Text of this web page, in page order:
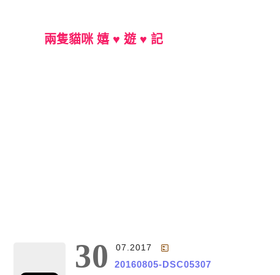
兩隻貓咪 嬉 ♥ 遊 ♥ 記
30 07.2017
20160805-DSC05307